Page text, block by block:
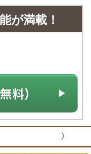
が満載！
〉